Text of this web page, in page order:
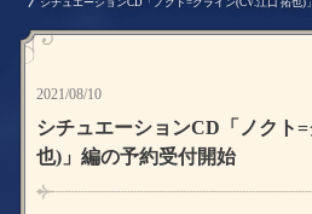
2021/08/10
シチュエーションCD「ノクト
也)」編の予約受付開始